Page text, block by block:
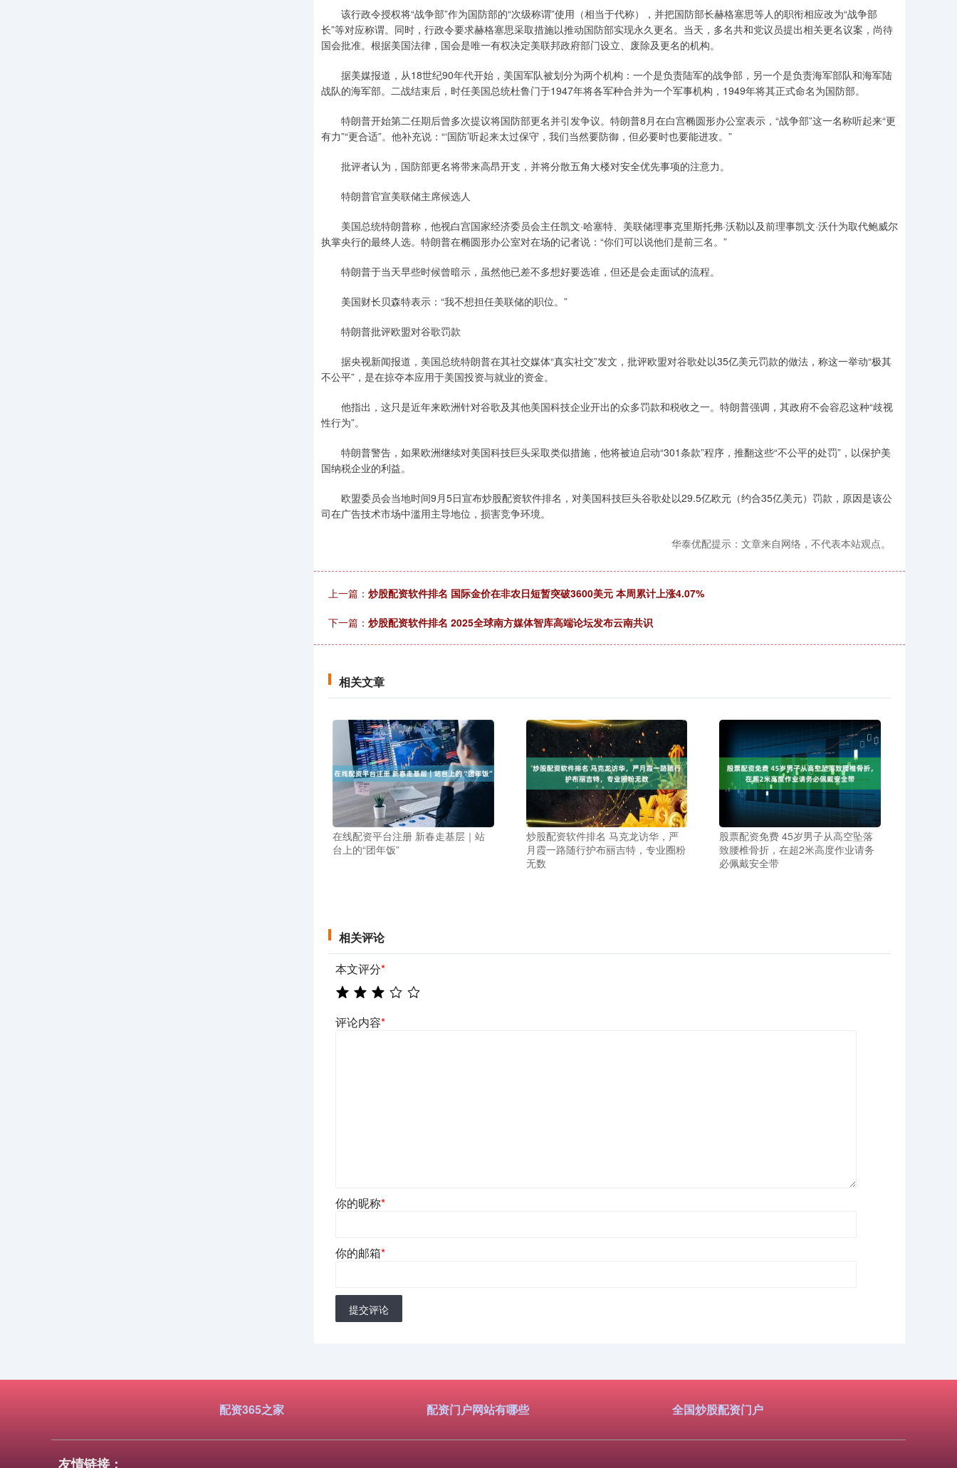
该行政令授权将“战争部”作为国防部的“次级称谓”使用（相当于代称），并把国防部长赫格塞思等人的职衔相应改为“战争部
长”等对应称谓。同时，行政令要求赫格塞思采取措施以推动国防部实现永久更名。当天，多名共和党议员提出相关更名议案，尚待
国会批准。根据美国法律，国会是唯一有权决定美联邦政府部门设立、废除及更名的机构。
据美媒报道，从18世纪90年代开始，美国军队被划分为两个机构：一个是负责陆军的战争部，另一个是负责海军部队和海军陆
战队的海军部。二战结束后，时任美国总统杜鲁门于1947年将各军种合并为一个军事机构，1949年将其正式命名为国防部。
特朗普开始第二任期后曾多次提议将国防部更名并引发争议。特朗普8月在白宫椭圆形办公室表示，“战争部”这一名称听起来“更
有力”“更合适”。他补充说：“‘国防’听起来太过保守，我们当然要防御，但必要时也要能进攻。”
批评者认为，国防部更名将带来高昂开支，并将分散五角大楼对安全优先事项的注意力。
特朗普官宣美联储主席候选人
美国总统特朗普称，他视白宫国家经济委员会主任凯文·哈塞特、美联储理事克里斯托弗·沃勒以及前理事凯文·沃什为取代鲍威尔
执掌央行的最终人选。特朗普在椭圆形办公室对在场的记者说：“你们可以说他们是前三名。”
特朗普于当天早些时候曾暗示，虽然他已差不多想好要选谁，但还是会走面试的流程。
美国财长贝森特表示：“我不想担任美联储的职位。”
特朗普批评欧盟对谷歌罚款
据央视新闻报道，美国总统特朗普在其社交媒体“真实社交”发文，批评欧盟对谷歌处以35亿美元罚款的做法，称这一举动“极其
不公平”，是在掠夺本应用于美国投资与就业的资金。
他指出，这只是近年来欧洲针对谷歌及其他美国科技企业开出的众多罚款和税收之一。特朗普强调，其政府不会容忍这种“歧视
性行为”。
特朗普警告，如果欧洲继续对美国科技巨头采取类似措施，他将被迫启动“301条款”程序，推翻这些“不公平的处罚”，以保护美
国纳税企业的利益。
欧盟委员会当地时间9月5日宣布炒股配资软件排名，对美国科技巨头谷歌处以29.5亿欧元（约合35亿美元）罚款，原因是该公
司在广告技术市场中滥用主导地位，损害竞争环境。
华泰优配提示：文章来自网络，不代表本站观点。
上一篇： 炒股配资软件排名 国际金价在非农日短暂突破3600美元 本周累计上涨4.07%
下一篇： 炒股配资软件排名 2025全球南方媒体智库高端论坛发布云南共识
相关文章
在线配资平台注册 新春走基层｜站
台上的“团年饭”
炒股配资软件排名 马克龙访华，严
月霞一路随行护布丽吉特，专业圈粉
无数
股票配资免费 45岁男子从高空坠落
致腰椎骨折，在超2米高度作业请务
必佩戴安全带
相关评论
本文评分*
评论内容*
你的昵称*
你的邮箱*
提交评论
配资365之家 配资门户网站有哪些 全国炒股配资门户
友情链接：